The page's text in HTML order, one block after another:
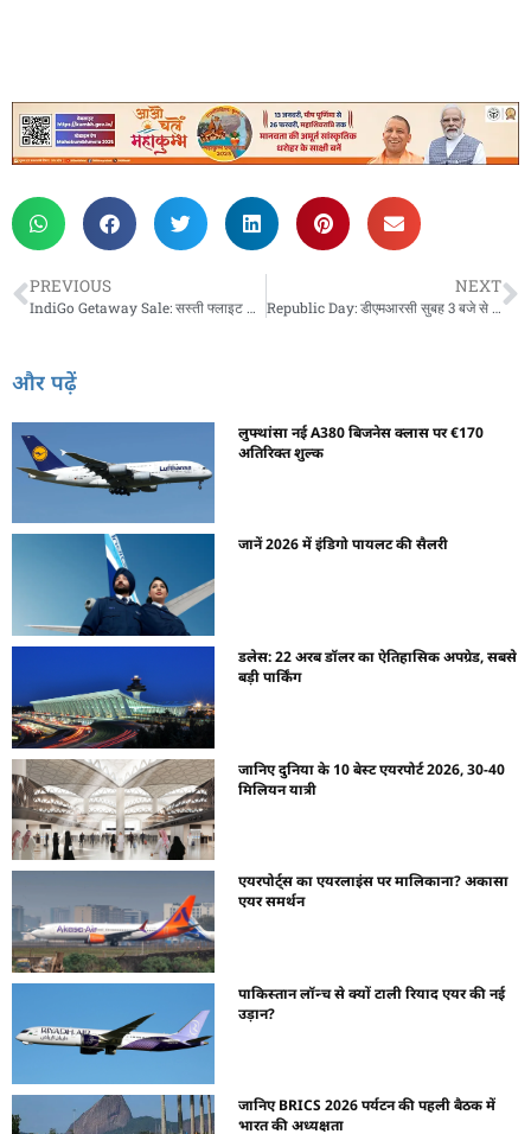
PREVIOUS
IndiGo Getaway Sale: सस्ती फ्लाइट से करें ट्रेन जैसी यात्रा
NEXT
Republic Day: डीएमआरसी सुबह 3 बजे से मेट्रो सेवा शुरू करेगा
और पढ़ें
लुफ्थांसा नई A380 बिजनेस क्लास पर €170
अतिरिक्त शुल्क
जानें 2026 में इंडिगो पायलट की सैलरी
डलेस: 22 अरब डॉलर का ऐतिहासिक अपग्रेड, सबसे
बड़ी पार्किंग
जानिए दुनिया के 10 बेस्ट एयरपोर्ट 2026, 30-40
मिलियन यात्री
एयरपोर्ट्स का एयरलाइंस पर मालिकाना? अकासा
एयर समर्थन
पाकिस्तान लॉन्च से क्यों टाली रियाद एयर की नई
उड़ान?
जानिए BRICS 2026 पर्यटन की पहली बैठक में
भारत की अध्यक्षता